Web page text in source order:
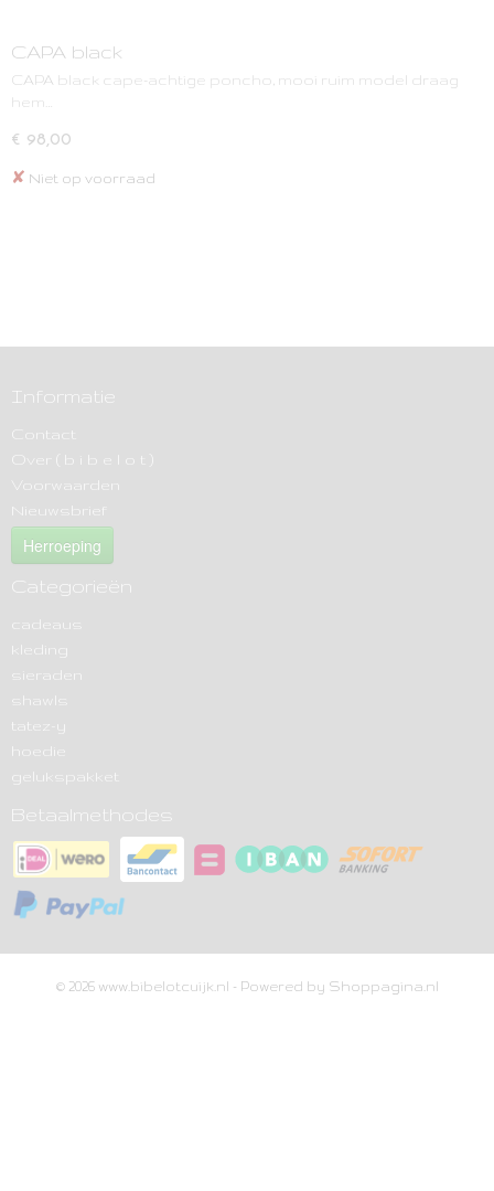
CAPA black
CAPA black cape-achtige poncho, mooi ruim model draag
hem…
€ 98,00
✘ Niet op voorraad
Informatie
Contact
Over ( b i b e l o t )
Voorwaarden
Nieuwsbrief
Herroeping
Categorieën
cadeaus
kleding
sieraden
shawls
tatez-y
hoedie
gelukspakket
Betaalmethodes
© 2026 www.bibelotcuijk.nl - Powered by Shoppagina.nl